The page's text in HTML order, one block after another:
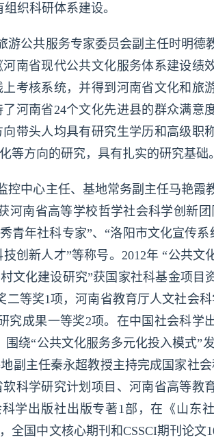
织科研体系建设。
公共服务专家委员会副主任时明德
南省现代公共文化服务体系建设绩
考核系统，并得到河南省文化和旅
河南省24个文化先进县的群众满意
带头人均具有研究生学历和高级职
等方向的研究，具有扎实的研究基础。
中心主任、基地常务副主任马艳霞
河南省高等学校哲学社会科学创新
青年社科专家”、“洛阳市文化宣传系
创新人才”等称号。2012年 “公共文
文化建设研究”获国家社科基金项目
等奖1项，河南省教育厅人文社会
究成果一等奖2项。在中国社会科学
绕“公共文化服务多元化投入模式”发
副主任秦永超教授主持完成国家社会
科学研究计划项目、河南省高等教
学出版社出版专著1部，在《山东
全国中文核心期刊和CSSCI期刊论文